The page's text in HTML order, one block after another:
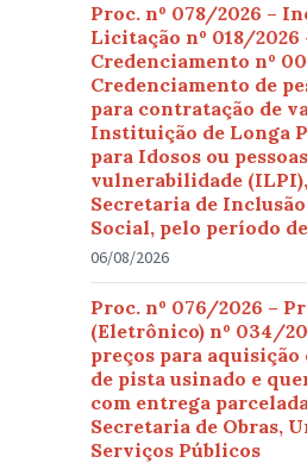
Proc. nº 078/2026 –
Licitação nº 018/2026
Credenciamento nº
Credenciamento de
para contratação de
Instituição de Longa
para Idosos ou
vulnerabilidade
Secretaria de
Social, pelo período de
06/08/2026
Proc. nº 076/2026 –
(Eletrônico) nº 034/
preços para
de pista usinado e
com entrega
Secretaria de Obras,
Serviços Públicos